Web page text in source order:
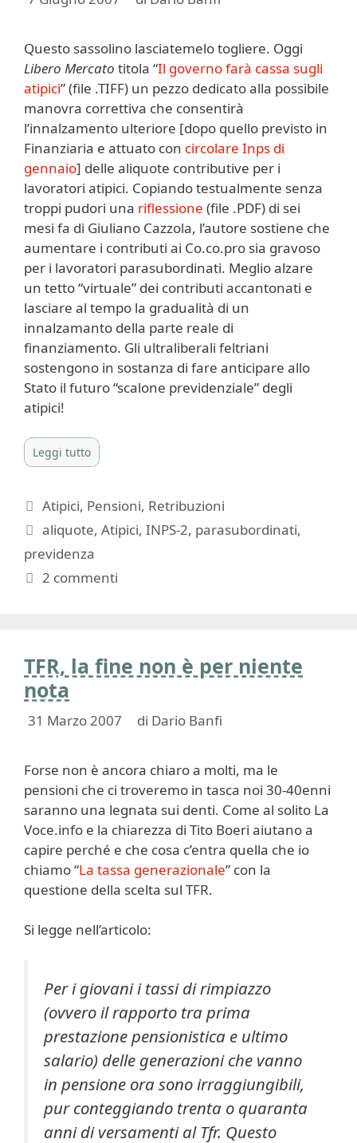
Questo sassolino lasciatemelo togliere. Oggi
Libero Mercato titola “Il governo farà cassa sugli
atipici” (file .TIFF) un pezzo dedicato alla possibile
manovra correttiva che consentirà
l’innalzamento ulteriore [dopo quello previsto in
Finanziaria e attuato con circolare Inps di
gennaio] delle aliquote contributive per i
lavoratori atipici. Copiando testualmente senza
troppi pudori una riflessione (file .PDF) di sei
mesi fa di Giuliano Cazzola, l’autore sostiene che
aumentare i contributi ai Co.co.pro sia gravoso
per i lavoratori parasubordinati. Meglio alzare
un tetto “virtuale” dei contributi accantonati e
lasciare al tempo la gradualità di un
innalzamanto della parte reale di
finanziamento. Gli ultraliberali feltriani
sostengono in sostanza di fare anticipare allo
Stato il futuro “scalone previdenziale” degli
atipici!
Leggi tutto
Categorie
Atipici, Pensioni, Retribuzioni
Tag
aliquote,Atipici,INPS-2, parasubordinati,
previdenza
2 commenti
TFR, la fine non è per niente
nota
31 Marzo 2007 di Dario Banfi
Forse non è ancora chiaro a molti, ma le
pensioni che ci troveremo in tasca noi 30-40enni
saranno una legnata sui denti. Come al solito La
Voce.info e la chiarezza di Tito Boeri aiutano a
capire perché e che cosa c’entra quella che io
chiamo “La tassa generazionale” con la
questione della scelta sul TFR.
Si legge nell’articolo:
Per i giovani i tassi di rimpiazzo
(ovvero il rapporto tra prima
prestazione pensionistica e ultimo
salario) delle generazioni che vanno
in pensione ora sono irraggiungibili,
pur conteggiando trenta o quaranta
anni di versamenti al Tfr. Questo